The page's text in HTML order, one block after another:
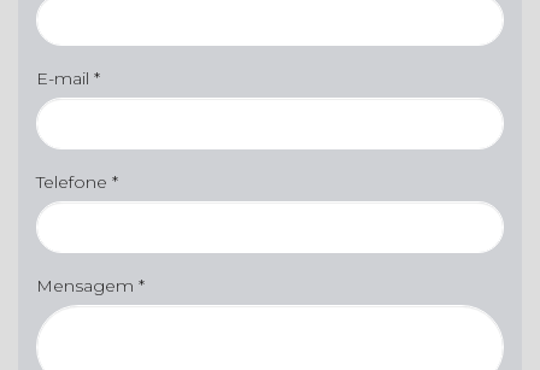
E-mail *
Telefone *
Mensagem *